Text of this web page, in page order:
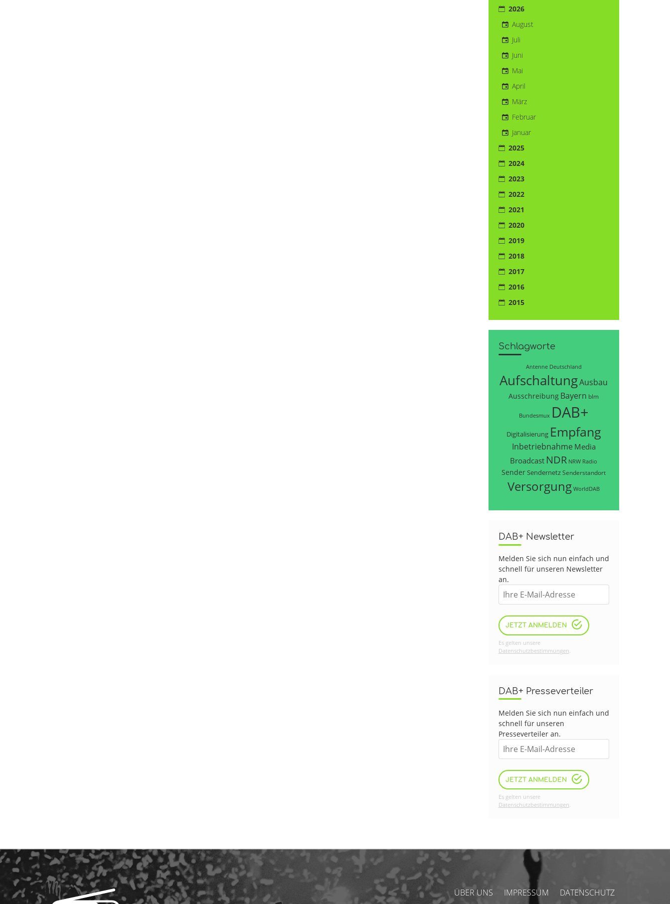
2026
August
Juli
Juni
Mai
April
März
Februar
Januar
2025
2024
2023
2022
2021
2020
2019
2018
2017
2016
2015
Schlagworte
Antenne Deutschland
AufschaltungAusbau
Ausschreibung Bayern blm
Bundesmux DAB+
Digitalisierung Empfang
Inbetriebnahme Media
Broadcast NDR NRW Radio
SenderSendernetzSenderstandort
Versorgung WorldDAB
DAB+ Newsletter
Melden Sie sich nun einfach und
schnell für unseren Newsletter
an.
JETZT ANMELDEN
Es gelten unsere
Datenschutzbestimmungen
DAB+ Presseverteiler
Melden Sie sich nun einfach und
schnell für unseren
Presseverteiler an.
JETZT ANMELDEN
Es gelten unsere
Datenschutzbestimmungen.
ÜBER UNS IMPRESSUM DATENSCHUTZ